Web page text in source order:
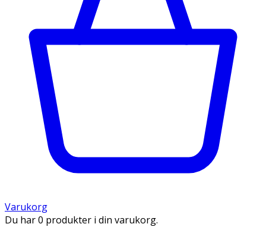
Varukorg
Du har 0 produkter i din varukorg.